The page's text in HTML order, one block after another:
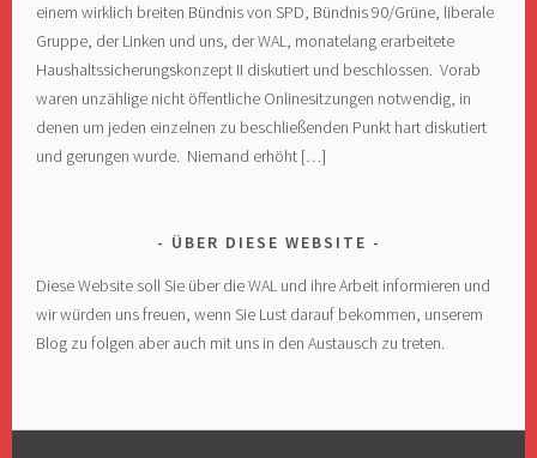
einem wirklich breiten Bündnis von SPD, Bündnis 90/Grüne, liberale
Gruppe, der Linken und uns, der WAL, monatelang erarbeitete
Haushaltssicherungskonzept II diskutiert und beschlossen. Vorab
waren unzählige nicht öffentliche Onlinesitzungen notwendig, in
denen um jeden einzelnen zu beschließenden Punkt hart diskutiert
und gerungen wurde. Niemand erhöht […]
ÜBER DIESE WEBSITE
Diese Website soll Sie über die WAL und ihre Arbeit informieren und
wir würden uns freuen, wenn Sie Lust darauf bekommen, unserem
Blog zu folgen aber auch mit uns in den Austausch zu treten.